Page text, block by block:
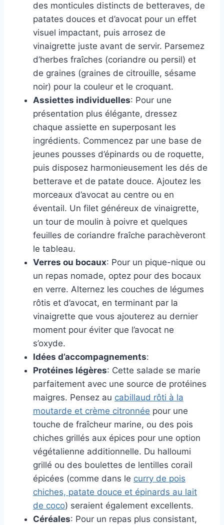
des monticules distincts de betteraves, de
patates douces et d’avocat pour un effet
visuel impactant, puis arrosez de
vinaigrette juste avant de servir. Parsemez
d’herbes fraîches (coriandre ou persil) et
de graines (graines de citrouille, sésame
noir) pour la couleur et le croquant.
Assiettes individuelles: Pour une
présentation plus élégante, dressez
chaque assiette en superposant les
ingrédients. Commencez par une base de
jeunes pousses d’épinards ou de roquette,
puis disposez harmonieusement les dés de
betterave et de patate douce. Ajoutez les
morceaux d’avocat au centre ou en
éventail. Un filet généreux de vinaigrette,
un tour de moulin à poivre et quelques
feuilles de coriandre fraîche parachèveront
le tableau.
Verres ou bocaux: Pour un pique-nique ou
un repas nomade, optez pour des bocaux
en verre. Alternez les couches de légumes
rôtis et d’avocat, en terminant par la
vinaigrette que vous ajouterez au dernier
moment pour éviter que l’avocat ne
s’oxyde.
Idées d’accompagnements:
Protéines légères: Cette salade se marie
parfaitement avec une source de protéines
maigres. Pensez au cabillaud rôti à la
moutarde et crème citronnée pour une
touche de fraîcheur marine, ou des pois
chiches grillés aux épices pour une option
végétalienne additionnelle. Du halloumi
grillé ou des boulettes de lentilles corail
épicées (comme dans le curry de pois
chiches, patate douce et épinards au lait
de coco) seraient également excellents.
Céréales: Pour un repas plus consistant,